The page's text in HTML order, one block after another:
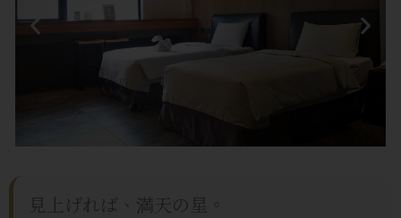
見上げれば、満天の星。